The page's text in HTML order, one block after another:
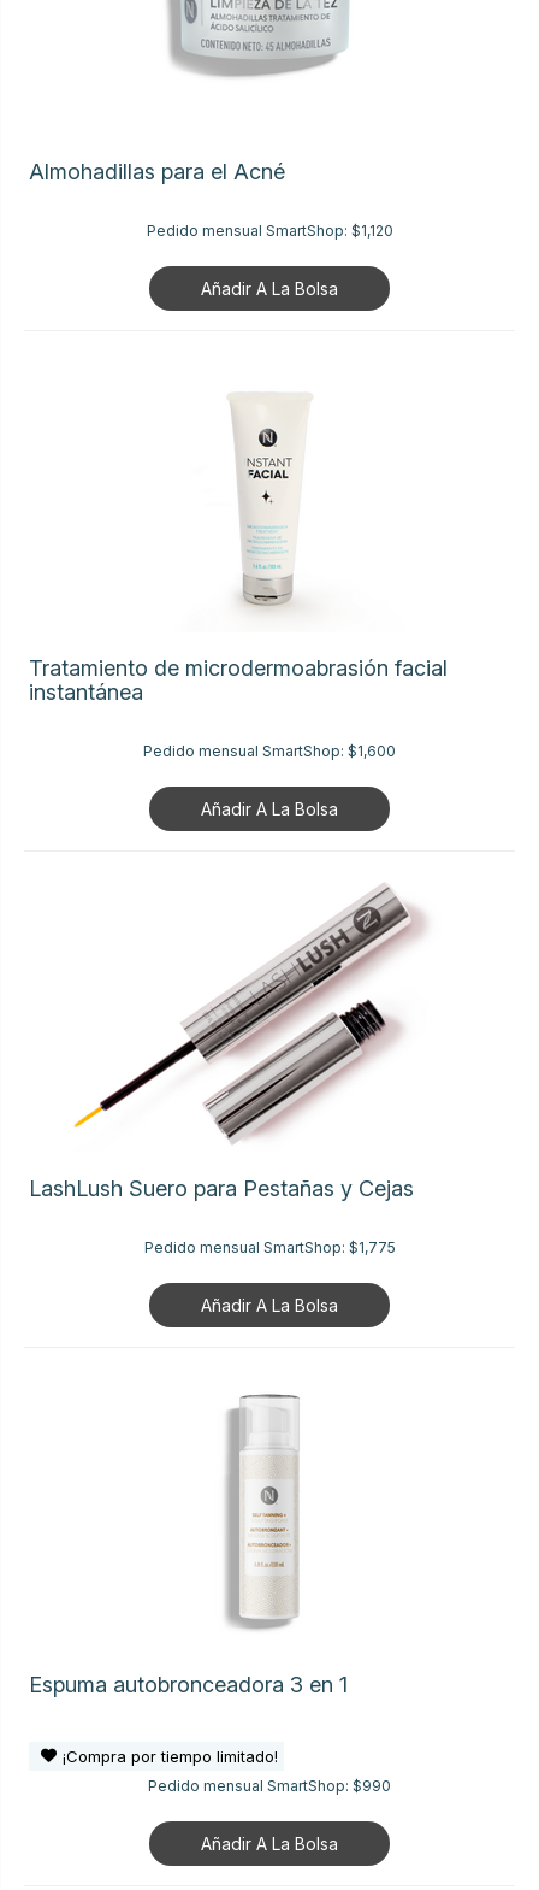
Almohadillas para el Acné
Pedido mensual SmartShop: $1,120
Añadir A La Bolsa
Tratamiento de microdermoabrasión facial
instantánea
Pedido mensual SmartShop: $1,600
Añadir A La Bolsa
LashLush Suero para Pestañas y Cejas
Pedido mensual SmartShop: $1,775
Añadir A La Bolsa
Espuma autobronceadora 3 en 1
¡Compra por tiempo limitado!
Pedido mensual SmartShop: $990
Añadir A La Bolsa